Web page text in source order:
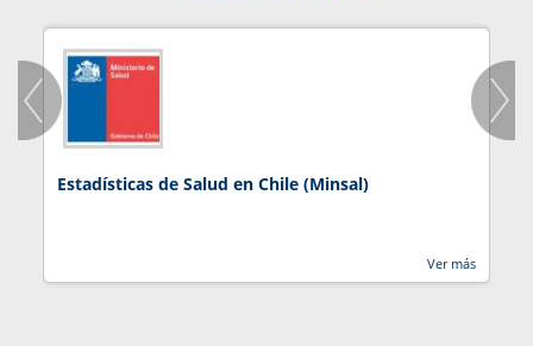
Estadísticas de Salud en Chile (Minsal)
Ver más